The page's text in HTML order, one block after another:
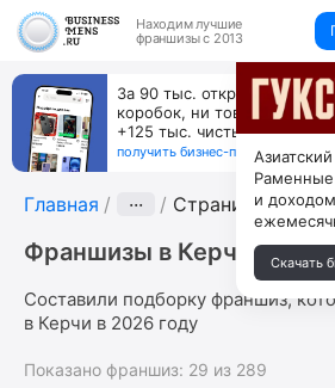
Находим лучшие
франшизы с 2013
За 90 тыс. открой магазин
коробок, ни товара, ни
+125 тыс. чистыми
получить бизнес-план ↓
Главная ··· Страница 3
Франшизы в Керчи
Составили подборку франшиз,
в Керчи в 2026 году
Показано франшиз: 29 из 289
и
Скачать